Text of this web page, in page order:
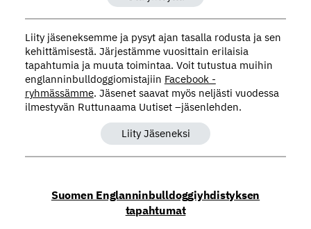
Liity jäseneksemme ja pysyt ajan tasalla rodusta ja sen
kehittämisestä. Järjestämme vuosittain erilaisia
tapahtumia ja muuta toimintaa. Voit tutustua muihin
englanninbulldoggiomistajiin Facebook -
ryhmässämme. Jäsenet saavat myös neljästi vuodessa
ilmestyvän Ruttunaama Uutiset –jäsenlehden.
Liity Jäseneksi
Suomen Englanninbulldoggiyhdistyksen
tapahtumat